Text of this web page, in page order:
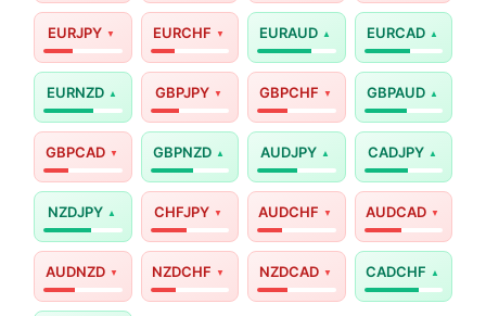
EURJPY EURCHF EURAUD EURCAD
EURNZD GBPJPY GBPCHF GBPAUD
GBPCAD GBPNZD AUDJPY CADJPY
NZDJPY CHFJPY AUDCHF AUDCAD
AUDNZD NZDCHF NZDCAD CADCHF